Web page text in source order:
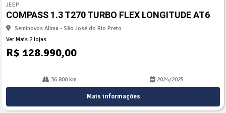
arti
lhe
JEEP
COMPASS 1.3 T270 TURBO FLEX LONGITUDE AT6
Seminovos Allma - São José do Rio Preto
Ver Mais 2 lojas
R$ 128.990,00
36.800 km 2024/2025
Mais informações